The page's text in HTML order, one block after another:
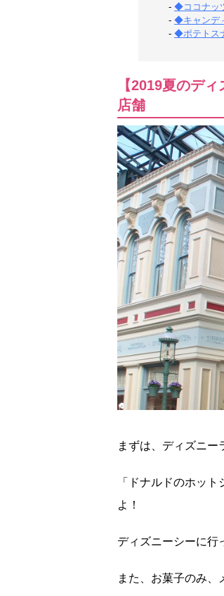
- ◆ココナッ
- ◆キャンデ
- ◆ポテトス
【2019夏のデ
店舗
まずは、ディズニー
「ドナルドのホッ
よ！
ディズニーシーに行
また、お菓子のみ